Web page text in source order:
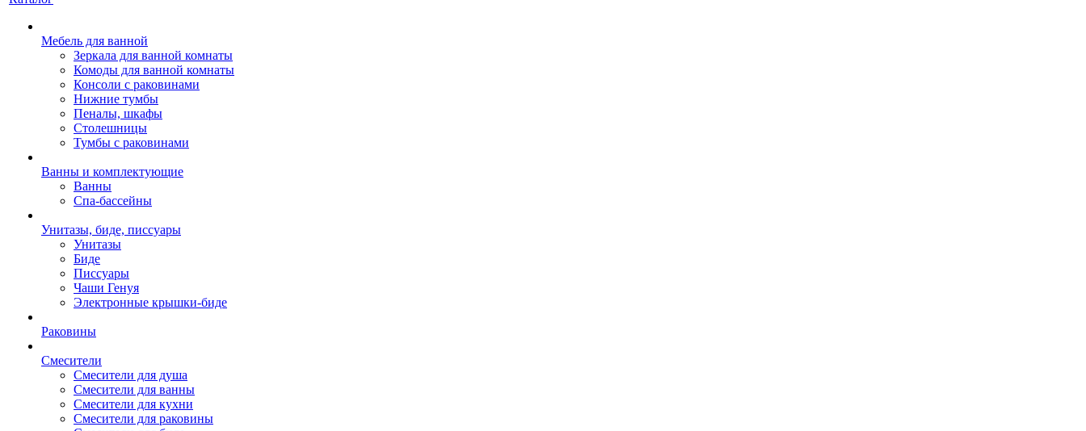
Мебель для ванной
Зеркала для ванной комнаты
Комоды для ванной комнаты
Консоли с раковинами
Нижние тумбы
Пеналы, шкафы
Столешницы
Тумбы с раковинами
Ванны и комплектующие
Ванны
Спа-бассейны
Унитазы, биде, писсуары
Унитазы
Биде
Писсуары
Чаши Генуя
Электронные крышки-биде
Раковины
Смесители
Смесители для душа
Смесители для ванны
Смесители для кухни
Смесители для раковины